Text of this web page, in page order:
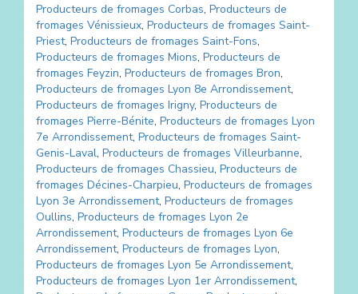
Producteurs de fromages Corbas, Producteurs de
fromages Vénissieux, Producteurs de fromages Saint-
Priest, Producteurs de fromages Saint-Fons,
Producteurs de fromages Mions, Producteurs de
fromages Feyzin, Producteurs de fromages Bron,
Producteurs de fromages Lyon 8e Arrondissement,
Producteurs de fromages Irigny, Producteurs de
fromages Pierre-Bénite, Producteurs de fromages Lyon
7e Arrondissement, Producteurs de fromages Saint-
Genis-Laval, Producteurs de fromages Villeurbanne,
Producteurs de fromages Chassieu, Producteurs de
fromages Décines-Charpieu, Producteurs de fromages
Lyon 3e Arrondissement, Producteurs de fromages
Oullins, Producteurs de fromages Lyon 2e
Arrondissement, Producteurs de fromages Lyon 6e
Arrondissement, Producteurs de fromages Lyon,
Producteurs de fromages Lyon 5e Arrondissement,
Producteurs de fromages Lyon 1er Arrondissement,